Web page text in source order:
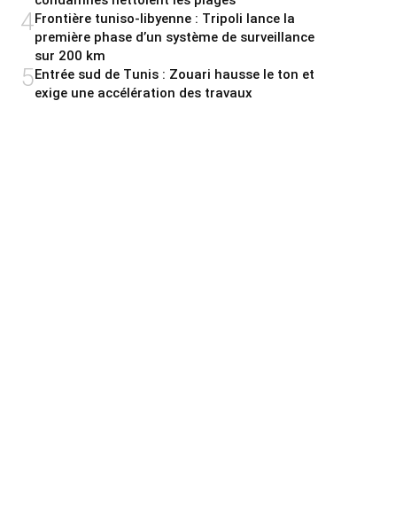
4Frontière tuniso-libyenne : Tripoli lance la
première phase d’un système de surveillance
sur 200 km
5Entrée sud de Tunis : Zouari hausse le ton et
exige une accélération des travaux